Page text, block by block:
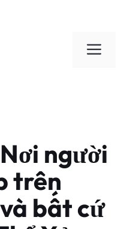
Đơn
người
trên
bất cứ